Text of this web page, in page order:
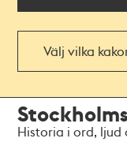
Välj vilka
navigationen
huvudinnehållet
Historia i ord, ljud